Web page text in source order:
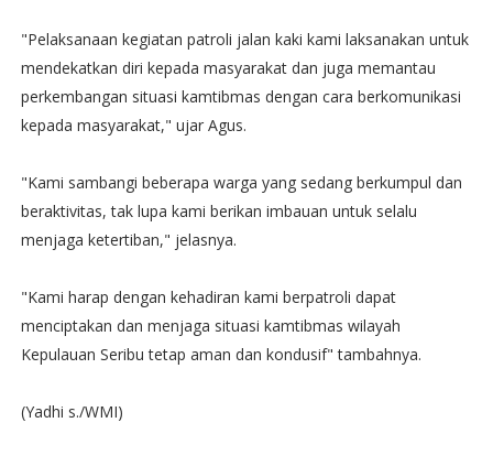
"Pelaksanaan kegiatan patroli jalan kaki kami laksanakan untuk
mendekatkan diri kepada masyarakat dan juga memantau
perkembangan situasi kamtibmas dengan cara berkomunikasi
kepada masyarakat," ujar Agus.
"Kami sambangi beberapa warga yang sedang berkumpul dan
beraktivitas, tak lupa kami berikan imbauan untuk selalu
menjaga ketertiban," jelasnya.
"Kami harap dengan kehadiran kami berpatroli dapat
menciptakan dan menjaga situasi kamtibmas wilayah
Kepulauan Seribu tetap aman dan kondusif" tambahnya.
(Yadhi s./WMI)